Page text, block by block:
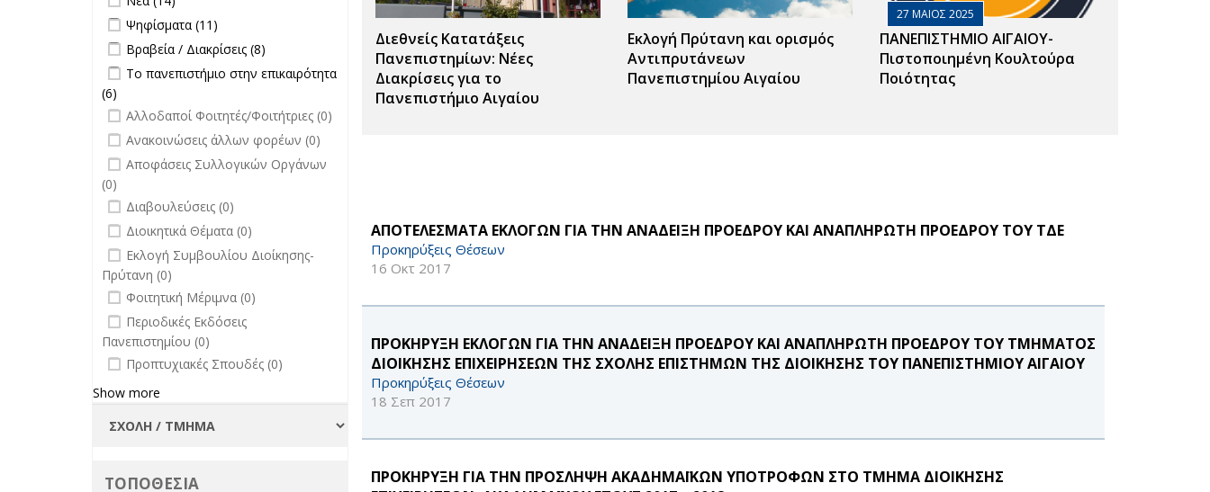
Διεθνείς Κατατάξεις
Πανεπιστημίων: Νέες
Διακρίσεις για το
Πανεπιστήμιο Αιγαίου
Εκλογή Πρύτανη και ορισμός
Αντιπρυτάνεων
Πανεπιστημίου Αιγαίου
27 ΜΑΙΟΣ 2025
ΠΑΝΕΠΙΣΤΗΜΙΟ ΑΙΓΑΙΟΥ-
Πιστοποιημένη Κουλτούρα
Ποιότητας
ΑΠΟΤΕΛΕΣΜΑΤΑ ΕΚΛΟΓΩΝ ΓΙΑ ΤΗΝ ΑΝΑΔΕΙΞΗ ΠΡΟΕΔΡΟΥ ΚΑΙ ΑΝΑΠΛΗΡΩΤΗ ΠΡΟΕΔΡΟΥ ΤΟΥ ΤΔΕ
Προκηρύξεις Θέσεων
16 Οκτ 2017
ΠΡΟΚΗΡΥΞΗ ΕΚΛΟΓΩΝ ΓΙΑ ΤΗΝ ΑΝΑΔΕΙΞΗ ΠΡΟΕΔΡΟΥ ΚΑΙ ΑΝΑΠΛΗΡΩΤΗ ΠΡΟΕΔΡΟΥ ΤΟΥ ΤΜΗΜΑΤΟΣ
ΔΙΟΙΚΗΣΗΣ ΕΠΙΧΕΙΡΗΣΕΩΝ ΤΗΣ ΣΧΟΛΗΣ ΕΠΙΣΤΗΜΩΝ ΤΗΣ ΔΙΟΙΚΗΣΗΣ ΤΟΥ ΠΑΝΕΠΙΣΤΗΜΙΟΥ ΑΙΓΑΙΟΥ
Προκηρύξεις Θέσεων
18 Σεπ 2017
ΠΡΟΚΗΡΥΞΗ ΓΙΑ ΤΗΝ ΠΡΟΣΛΗΨΗ ΑΚΑΔΗΜΑΪΚΩΝ ΥΠΟΤΡΟΦΩΝ ΣΤΟ ΤΜΗΜΑ ΔΙΟΙΚΗΣΗΣ
Apply Ψηφίσματα filter
Ψηφίσματα (11)
Apply Βραβεία / Διακρίσεις filter
Βραβεία / Διακρίσεις (8)
Διακρίσεις
Apply Το πανεπιστήμιο στην
επικαιρότητα filter
Το πανεπιστήμιο στην επικαιρότητα
(6)
επικαιρότητα filter
undefined
Αλλοδαποί Φοιτητές/Φοιτήτριες (0)
undefined
Ανακοινώσεις άλλων φορέων (0)
undefined
Αποφάσεις Συλλογικών Οργάνων
(0)
undefined
Διαβουλεύσεις (0)
undefined
Διοικητικά Θέματα (0)
undefined
Εκλογή Συμβουλίου Διοίκησης-
Πρύτανη (0)
undefined
Φοιτητική Μέριμνα (0)
undefined
Περιοδικές Εκδόσεις
Πανεπιστημίου (0)
undefined
Προπτυχιακές Σπουδές (0)
Show more
ΤΟΠΟΘΕΣΙΑ